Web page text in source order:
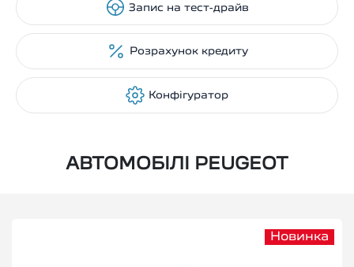
Запис на тест-драйв
Розрахунок кредиту
Конфігуратор
АВТОМОБІЛІ PEUGEOT
Новинка